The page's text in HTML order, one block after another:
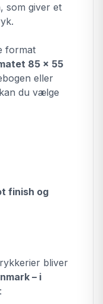
som giver et
format
85 x 55
eller
du vælge
finish og
bliver
– i